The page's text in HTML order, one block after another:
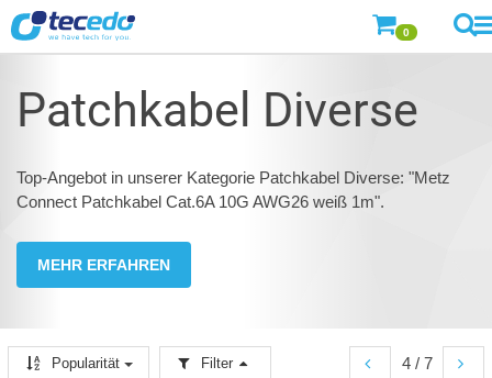
0
Patchkabel Diverse
Top-Angebot in unserer Kategorie Patchkabel Diverse: "Metz
Connect Patchkabel Cat.6A 10G AWG26 weiß 1m".
MEHR ERFAHREN
4 / 7
Popularität Filter